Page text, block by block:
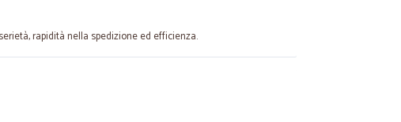
rapidità nella spedizione ed efficienza.